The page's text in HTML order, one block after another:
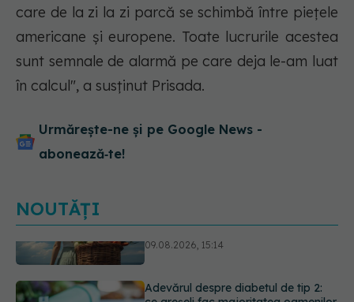
care de la zi la zi parcă se schimbă între pieţele
americane şi europene. Toate lucrurile acestea
sunt semnale de alarmă pe care deja le-am luat
în calcul", a susţinut Prisada.
Urmărește-ne și pe Google News -
abonează‑te!
NOUTĂȚI
5 mituri demontate de medici